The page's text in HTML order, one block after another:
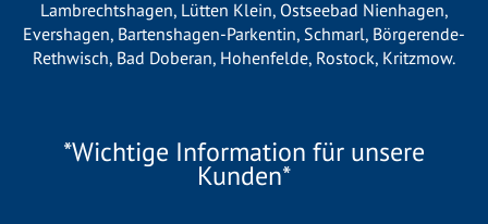
Lambrechtshagen, Lütten Klein, Ostseebad Nienhagen,
Evershagen, Bartenshagen-Parkentin, Schmarl, Börgerende-
Rethwisch, Bad Doberan, Hohenfelde, Rostock, Kritzmow.
*Wichtige Information für unsere
Kunden*